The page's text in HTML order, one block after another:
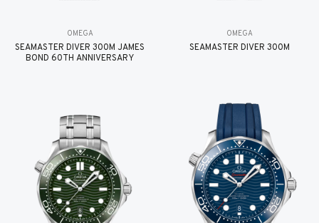
OMEGA
SEAMASTER DIVER 300M JAMES
BOND 60TH ANNIVERSARY
OMEGA
SEAMASTER DIVER 300M